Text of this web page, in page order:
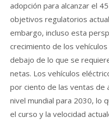
adopción para alcanzar el
objetivos regulatorios
embargo, incluso esta
crecimiento de los
debajo de lo que se
netas. Los vehículos
por ciento de las ventas de
nivel mundial para 2030, lo
el curso y la velocidad